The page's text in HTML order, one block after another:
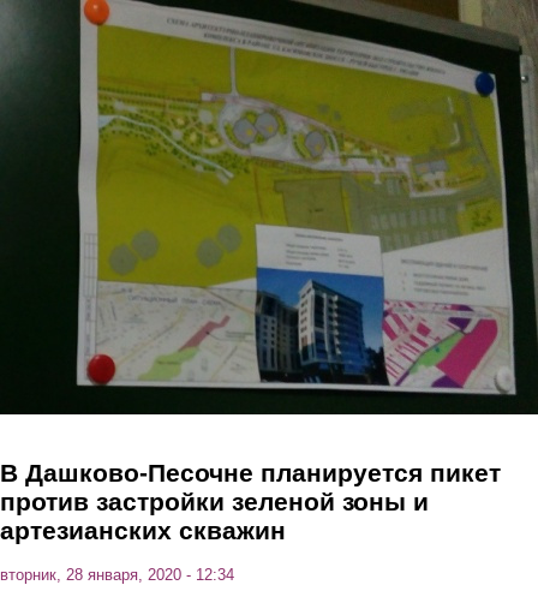
Перейти к основному содержанию
В Дашково-Песочне планируется пикет
против застройки зеленой зоны и
артезианских скважин
вторник, 28 января, 2020 - 12:34